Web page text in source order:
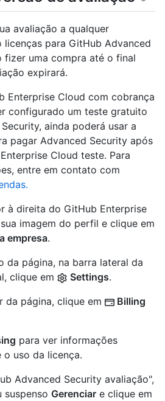
avaliação a qualquer
para GitHub Advanced
fizer uma compra até o final
expirará.
Enterprise Cloud com cobrança
configurado um teste gratuito
ainda poderá usar a
pagar Advanced Security após
Cloud teste. Para
entre em contato com
à direita do GitHub Enterprise
imagem do perfil e clique em
empresa.
da página, na barra lateral da
clique em
Settings.
da página, clique em
Billing
para ver informações
o uso da licença.
Advanced Security avaliação",
suspenso Gerenciar e clique em